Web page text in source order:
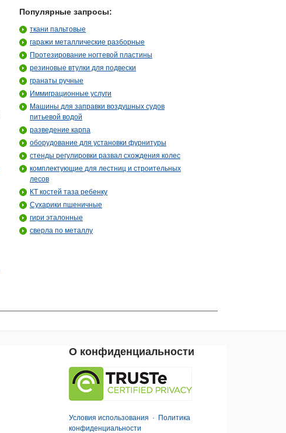
Популярные запросы:
ткани пальтовые
гаражи металлические разборные
Протезирование ногтевой пластины
резиновые втулки для подвески
гранаты ручные
Иммиграционные услуги
Машины для заправки воздушных судов
питьевой водой
разведение карпа
оборудование для установки фурнитуры
стенды регулировки развал схождения колес
комплектующие для лестниц и строительных
лесов
КТ костей таза ребенку
Сухарики пшеничные
гири эталонные
сверла по металлу
О конфиденциальности
Условия использования ·
Политика
конфиденциальности